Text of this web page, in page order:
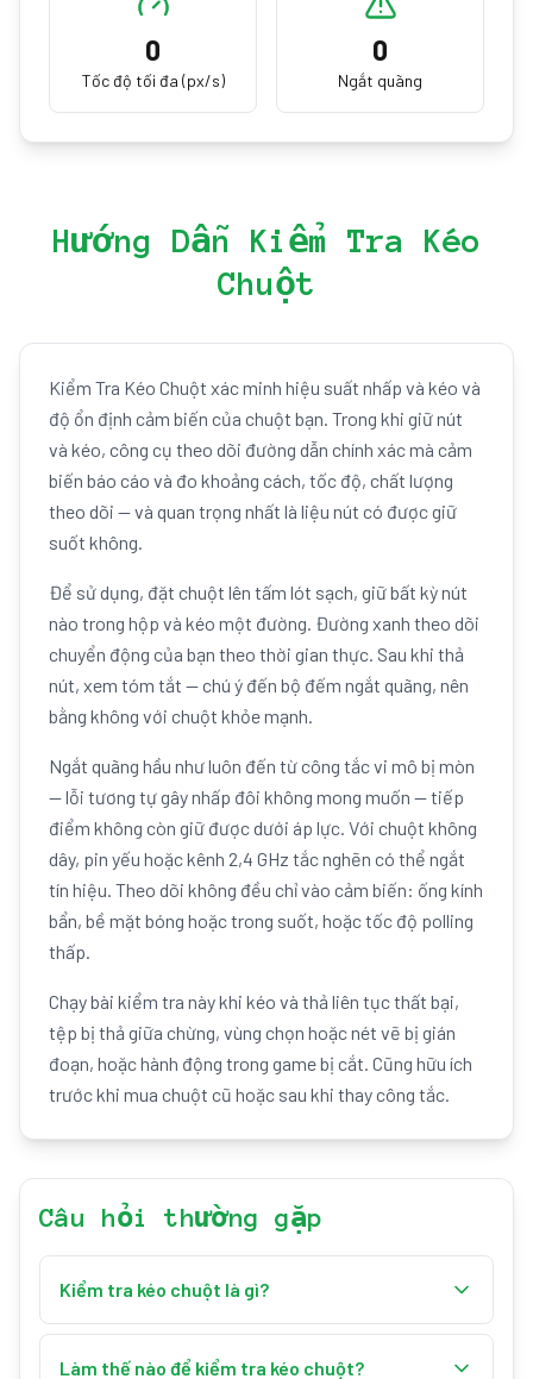
0
Tốc độ tối đa (px/s)
0
Ngắt quãng
Hướng Dẫn Kiểm Tra Kéo
Chuột
Kiểm Tra Kéo Chuột xác minh hiệu suất nhấp và kéo và
độ ổn định cảm biến của chuột bạn. Trong khi giữ nút
và kéo, công cụ theo dõi đường dẫn chính xác mà cảm
biến báo cáo và đo khoảng cách, tốc độ, chất lượng
theo dõi — và quan trọng nhất là liệu nút có được giữ
suốt không.
Để sử dụng, đặt chuột lên tấm lót sạch, giữ bất kỳ nút
nào trong hộp và kéo một đường. Đường xanh theo dõi
chuyển động của bạn theo thời gian thực. Sau khi thả
nút, xem tóm tắt — chú ý đến bộ đếm ngắt quãng, nên
bằng không với chuột khỏe mạnh.
Ngắt quãng hầu như luôn đến từ công tắc vi mô bị mòn
— lỗi tương tự gây nhấp đôi không mong muốn — tiếp
điểm không còn giữ được dưới áp lực. Với chuột không
dây, pin yếu hoặc kênh 2,4 GHz tắc nghẽn có thể ngắt
tín hiệu. Theo dõi không đều chỉ vào cảm biến: ống kính
bẩn, bề mặt bóng hoặc trong suốt, hoặc tốc độ polling
thấp.
Chạy bài kiểm tra này khi kéo và thả liên tục thất bại,
tệp bị thả giữa chừng, vùng chọn hoặc nét vẽ bị gián
đoạn, hoặc hành động trong game bị cắt. Cũng hữu ích
trước khi mua chuột cũ hoặc sau khi thay công tắc.
Câu hỏi thường gặp
Kiểm tra kéo chuột là gì?
Đây là công cụ trực tuyến miễn phí kiểm tra khả
năng nhấp và kéo của chuột. Bạn giữ nút và kéo qua
Làm thế nào để kiểm tra kéo chuột?